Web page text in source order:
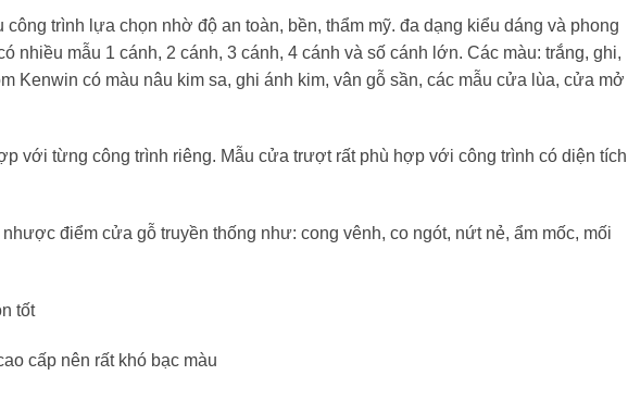
trình lựa chọn nhờ độ an toàn, bền, thẩm mỹ. đa dạng kiểu dáng và phong
nhiều mẫu 1 cánh, 2 cánh, 3 cánh, 4 cánh và số cánh lớn. Các màu: trắng, ghi,
Kenwin có màu nâu kim sa, ghi ánh kim, vân gỗ sần, các mẫu cửa lùa, cửa mở
với từng công trình riêng. Mẫu cửa trượt rất phù hợp với công trình có diện tích
điểm cửa gỗ truyền thống như: cong vênh, co ngót, nứt nẻ, ẩm mốc, mối
tốt
cấp nên rất khó bạc màu